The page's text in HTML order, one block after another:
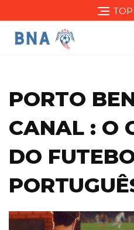
to
content
PORTO
CANAL : O
DO